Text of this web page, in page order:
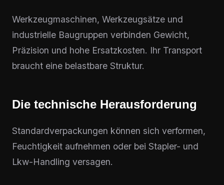
Werkzeugmaschinen, Werkzeugsätze und
industrielle Baugruppen verbinden Gewicht,
Präzision und hohe Ersatzkosten. Ihr Transport
braucht eine belastbare Struktur.
Die technische Herausforderung
Standardverpackungen können sich verformen,
Feuchtigkeit aufnehmen oder bei Stapler- und
Lkw-Handling versagen.